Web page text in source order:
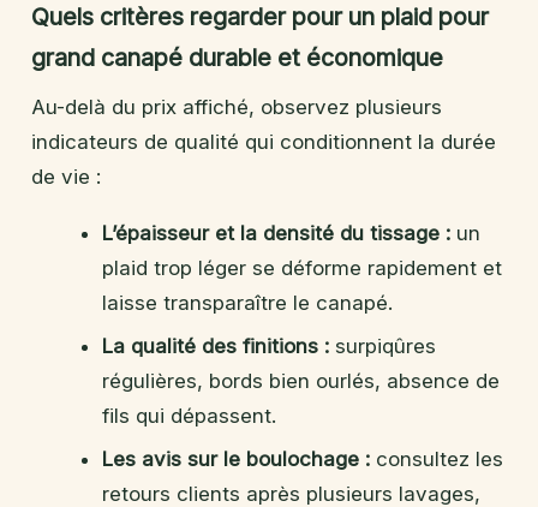
Quels critères regarder pour un plaid pour
grand canapé durable et économique
Au-delà du prix affiché, observez plusieurs
indicateurs de qualité qui conditionnent la durée
de vie :
L’épaisseur et la densité du tissage :un
plaid trop léger se déforme rapidement et
laisse transparaître le canapé.
La qualité des finitions :surpiqûres
régulières, bords bien ourlés, absence de
fils qui dépassent.
Les avis sur le boulochage :consultez les
retours clients après plusieurs lavages,